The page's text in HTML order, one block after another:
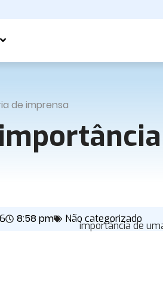
de imprensa
8:58 pm Não categorizado